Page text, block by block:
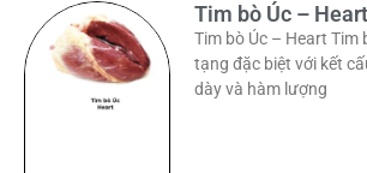
Tim bò Úc – Heart
Tim bò Úc – Heart Tim
tạng đặc biệt với kết
dày và hàm lượng